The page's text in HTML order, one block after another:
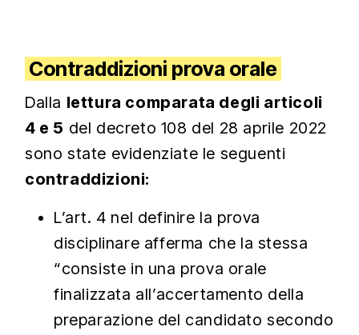
Contraddizioni prova orale
Dalla lettura comparata degli articoli
4 e 5 del decreto 108 del 28 aprile 2022
sono state evidenziate le seguenti
contraddizioni:
L’art. 4 nel definire la prova
disciplinare afferma che la stessa
“consiste in una prova orale
finalizzata all’accertamento della
preparazione del candidato secondo